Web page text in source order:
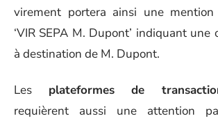
virement portera ainsi une mention
‘VIR SEPA M. Dupont’ indiquant une
à destination de M. Dupont.
Les plateformes de
requièrent aussi une attention